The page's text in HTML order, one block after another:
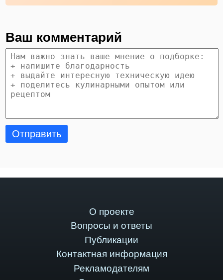
Ваш комментарий
Отправить
О проекте
Вопросы и ответы
Публикации
Контактная информация
Рекламодателям